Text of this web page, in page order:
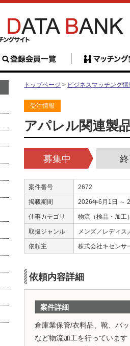
トップページ > ビジネスマッチング
受注情報
アパレル関連製
募集中
案件番号 2672
掲載期間 2026年6月1日 ～
仕事カテゴリ 物流（検品・加工
取扱ジャンル メンズ／レディス
依頼主 株式会社キセンサ
依頼内容詳細
案件詳細
倉庫業保管/衣料品、靴、バ
など物流加工を行っています